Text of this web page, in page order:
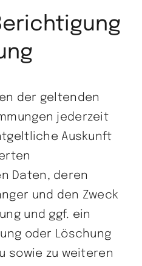
der geltenden
jederzeit
Auskunft
Daten, deren
und den Zweck
und ggf. ein
oder Löschung
sowie zu weiteren